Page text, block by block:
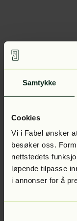
Samtykke
Cookies
Vi i Fabel ønsker
besøker oss.
nettstedets
løpende tilpasse
i annonser for å